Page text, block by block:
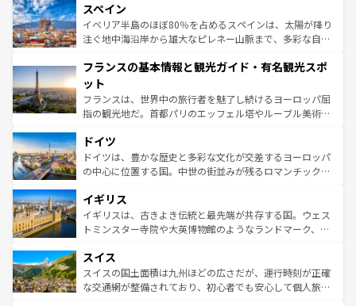
ろん、トスカーナの美しい田園風景やアマルフィ海岸の絶
景など、自然景観も見逃せない。観光の合間には、本場の
ピザやパスタなど、絶品のイタリア料理を堪能することも
ませてくれるイタリアで、忘れられない旅をしてみよう！
なお、新着のイタリア情報は
しい。
スペイン
イベリア半島のほぼ80％を占めるスペインは、太陽が降り
注ぐ地中海沿岸から雄大なピレネー山脈まで、多彩な自然
文化が根付くこの国では、情熱的なフラメンコ、熱気あふ
れる闘牛、そして美味しいタパスが生活の一部となってい
る。首都マドリードの洗練された雰囲気や、バルセロナの
アートに溢れた街角から、地方では古代ローマ遺跡や中世
せる。地方によって風土や気候が異なるスペインはその個
性で訪れる人を魅了する。 なお、新着のスペイン情報は コ
ンテンツ一覧を参照してほしい。
フランスの基本情報と観光ガイド・有名観光スポ
ット
フランスは、世界中の旅行者を魅了し続けるヨーロッパ屈
指の観光地だ。首都パリのエッフェル塔やルーブル美術館
で、幅広い魅力が詰まっている。華麗な宮殿、歴史的な大
聖堂、美しいビーチ、そして豊かな自然が、訪れる者を心
から魅了する。また、フランスは美食の国としても知ら
いる。シャンパンの発祥地であるランス、プロヴァンスの
香り高いラベンダー畑など、多彩な楽しみ方が可能だ。さ
らに、パリ以外の地域にも魅力が溢れており、どの街角に
れる地方に足を運ぶとそれぞれで全く異なる文化を体験で
きるだろう。 なお、新着のフランス情報はコンテンツ一覧
を参照してほしい。
ドイツ
ドイツは、豊かな歴史と多彩な文化が交差するヨーロッパ
の中心に位置する国。中世の街並みが残るロマンチック街
顔を持つこの国は、どこを歩いても飽きることがない。ベ
ルリンの文化的活気、バイエルン州のアルプスの絶景、そ
してライン川沿いのワイン畑といった風景は必見。ビール
は、お酒好きな人にはぜひ体験してほしい。 なお、新着の
ドイツ情報はコンテンツ一覧を参照してほしい。
イギリス
イギリスは、古きよき伝統と最先端が共存する国。ウェス
トミンスター寺院や大英博物館のようなランドマーク、歴
リアごとに異なる魅力がある。また、優雅なアフタヌーン
ティー、ビール好きにはたまらない英国パブ、サッカー観
戦など、本場だからこそできる体験も豊富。イギリスを旅
スイス
スイスの国土面積は九州ほどの広さだが、運行時刻が正確
な交通網が整備されており、初心者でも安心して個人旅行